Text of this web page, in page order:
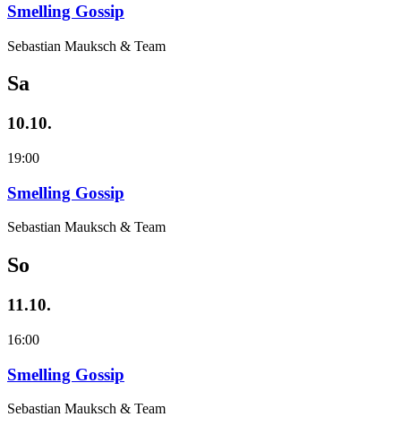
Smelling Gossip
Sebastian Mauksch & Team
Sa
10.10.
19:00
Smelling Gossip
Sebastian Mauksch & Team
So
11.10.
16:00
Smelling Gossip
Sebastian Mauksch & Team